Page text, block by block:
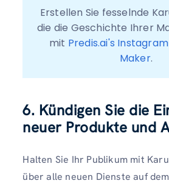
Erstellen Sie fesselnde
die die Geschichte Ihrer
mit Predis.ai's
Maker.
6. Kündigen Sie die
neuer Produkte und
Halten Sie Ihr Publikum mit
über alle neuen Dienste auf